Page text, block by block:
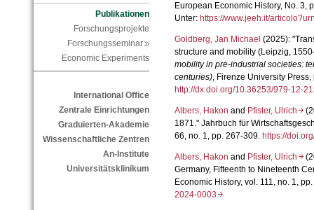
Publikationen
Forschungsprojekte
Forschungsseminar
Economic Experiments
International Office
Zentrale Einrichtungen
Graduierten-Akademie
Wissenschaftliche Zentren
An-Institute
Universitätsklinikum
European Economic History, No. 3,
Unter: https://www.jeeh.it/
Goldberg, Jan Michael (2025):
structure and mobility (Leipzig,
mobility in pre-industrial societies:
centuries), Firenze University
http://dx.doi.org/10.36253/979-12-
Albers, Hakon and Pfister, Ulrich
1871." Jahrbuch für
66, no. 1, pp. 267-309. https://
Albers, Hakon and Pfister, Ulrich
Germany, Fifteenth to Nineteenth
Economic History, vol. 111, no. 1, p
2024-0003